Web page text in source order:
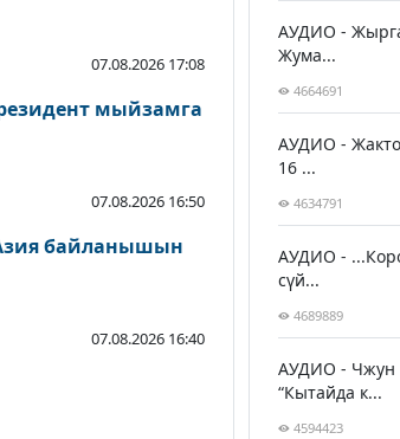
07.08.2026 17:08
мыйзамга
07.08.2026 16:50
байланышын
07.08.2026 16:40
АУДИО -
Жума...
4664691
АУДИО -
16 ...
4634791
АУДИО -
сүй...
4689889
АУДИО - Чжун
“Кытайда к...
4594423